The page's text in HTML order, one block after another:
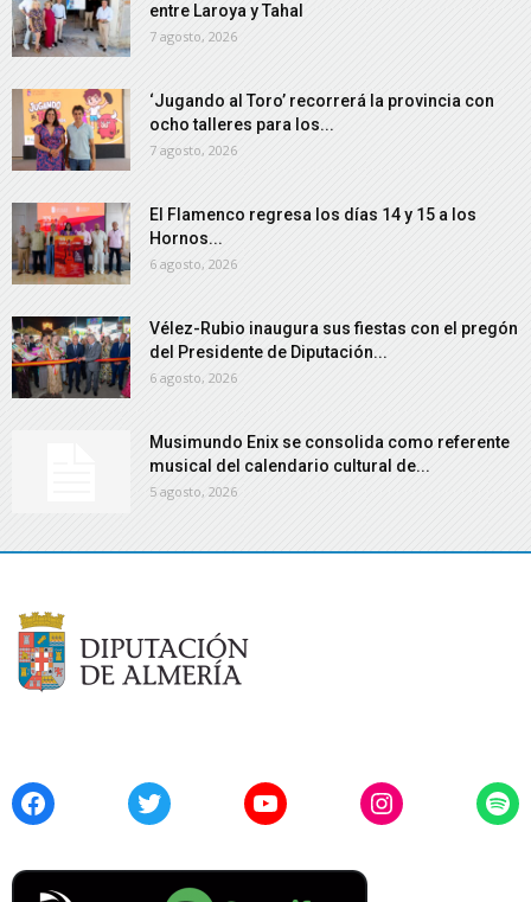
entre Laroya y Tahal
7 agosto, 2026
‘Jugando al Toro’ recorrerá la provincia con
ocho talleres para los...
7 agosto, 2026
El Flamenco regresa los días 14 y 15 a los
Hornos...
6 agosto, 2026
Vélez-Rubio inaugura sus fiestas con el pregón
del Presidente de Diputación...
6 agosto, 2026
Musimundo Enix se consolida como referente
musical del calendario cultural de...
5 agosto, 2026
FacebookTwitter YouTubeInstagram